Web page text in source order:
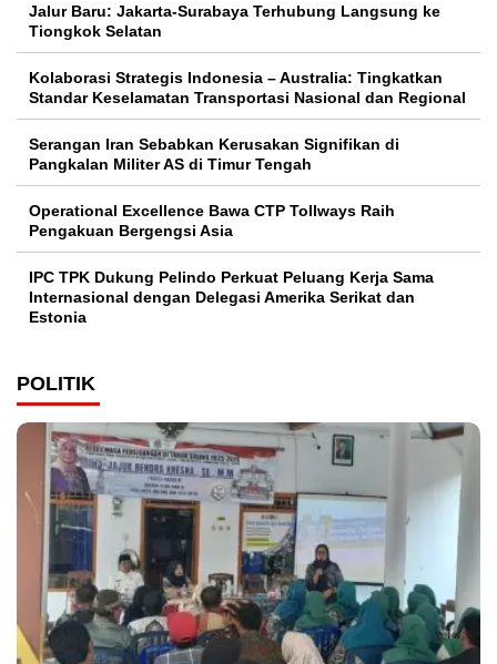
Jalur Baru: Jakarta-Surabaya Terhubung Langsung ke
Tiongkok Selatan
Kolaborasi Strategis Indonesia – Australia: Tingkatkan
Standar Keselamatan Transportasi Nasional dan Regional
Serangan Iran Sebabkan Kerusakan Signifikan di
Pangkalan Militer AS di Timur Tengah
Operational Excellence Bawa CTP Tollways Raih
Pengakuan Bergengsi Asia
IPC TPK Dukung Pelindo Perkuat Peluang Kerja Sama
Internasional dengan Delegasi Amerika Serikat dan
Estonia
POLITIK